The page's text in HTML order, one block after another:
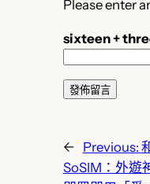
Please enter
sixteen +
← Previous:
SoSIM：外遊